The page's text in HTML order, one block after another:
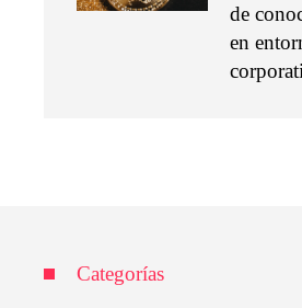
de
en
Categorías